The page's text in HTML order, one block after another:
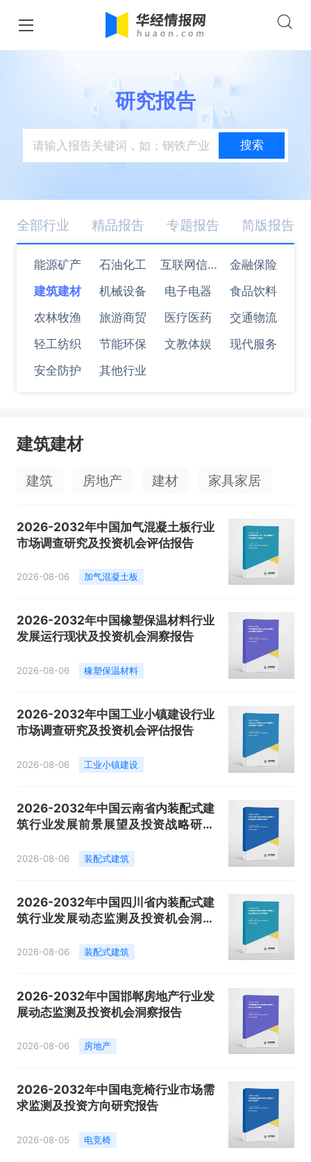
研究报告
搜索
全部行业 精品报告 专题报告 简版报告
能源矿产 石油化工
互联网信息
技术
金融保险
建筑建材
机械设备 电子电器
食品饮料
农林牧渔
旅游商贸 医疗医药
交通物流
轻工纺织
节能环保 文教体娱
现代服务
安全防护
其他行业
建筑建材
建筑 房地产 建材 家具家居
2026-2032年中国加气混凝土板行业
市场调查研究及投资机会评估报告
2026-08-06 加气混凝土板
2026-2032年中国橡塑保温材料行业
发展运行现状及投资机会洞察报告
2026-08-06 橡塑保温材料
2026-2032年中国工业小镇建设行业
市场调查研究及投资机会评估报告
2026-08-06 工业小镇建设
2026-2032年中国云南省内装配式建
筑行业发展前景展望及投资战略研究
2026-08-06 装配式建筑
2026-2032年中国四川省内装配式建
筑行业发展动态监测及投资机会洞察
2026-08-06 装配式建筑
2026-2032年中国邯郸房地产行业发
展动态监测及投资机会洞察报告
2026-08-06 房地产
2026-2032年中国电竞椅行业市场需
求监测及投资方向研究报告
2026-08-05 电竞椅